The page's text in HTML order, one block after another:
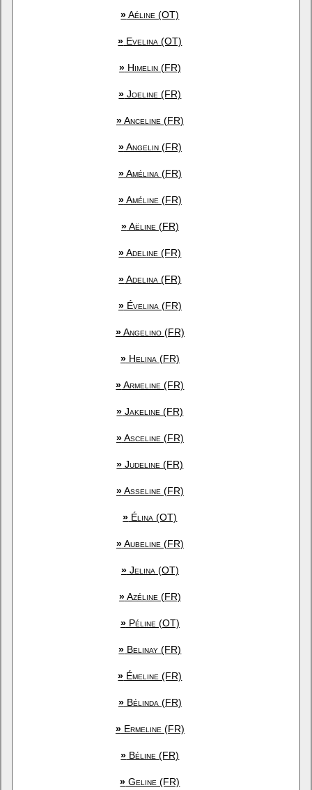
»Aéline (OT)
» Evelina (OT)
»Himelin (FR)
» Joeline (FR)
»Anceline (FR)
»Angelin (FR)
»Amélina (FR)
»Améline (FR)
»Aëline (FR)
»Adeline (FR)
»Adelina (FR)
»Évelina (FR)
»Angelino (FR)
»Helina (FR)
»Armeline (FR)
» Jakeline (FR)
»Asceline (FR)
» Judeline (FR)
»Asseline (FR)
» Élina (OT)
»Aubeline (FR)
»Jelina (OT)
»Azéline (FR)
»Péline (OT)
» Belinay (FR)
» Émeline (FR)
»Bélinda (FR)
»Ermeline (FR)
» Béline (FR)
» Geline (FR)